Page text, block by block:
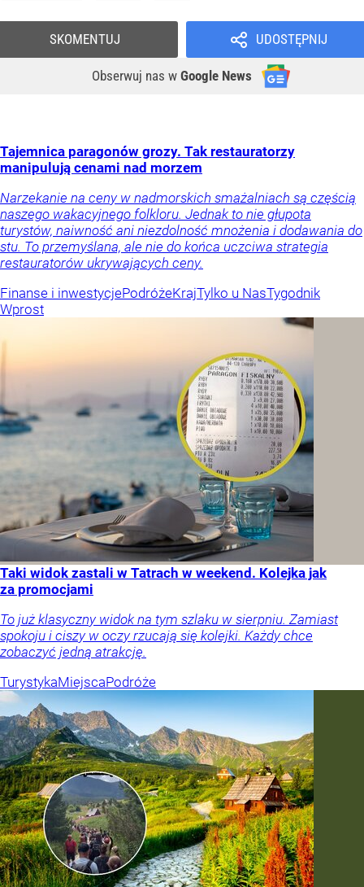
UDOSTĘPNIJ
Obserwuj nas w Google News
SKOMENTUJ
Tajemnica paragonów grozy. Tak restauratorzy
manipulują cenami nad morzem
Narzekanie na ceny w nadmorskich smażalniach są częścią
naszego wakacyjnego folkloru. Jednak to nie głupota
turystów, naiwność ani niezdolność mnożenia i dodawania do
stu. To przemyślana, ale nie do końca uczciwa strategia
restauratorów ukrywających ceny.
Finanse i inwestycjePodróżeKrajTylko u NasTygodnik
Wprost
Taki widok zastali w Tatrach w weekend. Kolejka jak
za promocjami
To już klasyczny widok na tym szlaku w sierpniu. Zamiast
spokoju i ciszy w oczy rzucają się kolejki. Każdy chce
zobaczyć jedną atrakcję.
TurystykaMiejscaPodróże